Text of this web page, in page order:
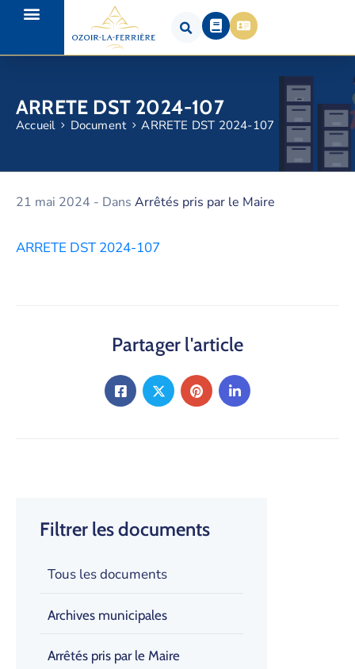
ARRETE DST 2024-107
Accueil Document ARRETE DST 2024-107
Filtrer les documents
Tous les documents
Archives municipales
Arrêtés pris par le Maire
21 mai 2024 - Dans Arrêtés pris par le Maire
ARRETE DST 2024-107
Partager l'article